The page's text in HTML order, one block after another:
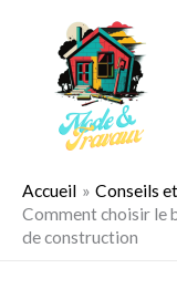
Accueil
Conseils
Comment choisir le
de construction